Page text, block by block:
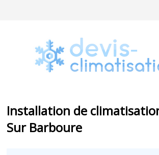
Installation de
Sur Barboure